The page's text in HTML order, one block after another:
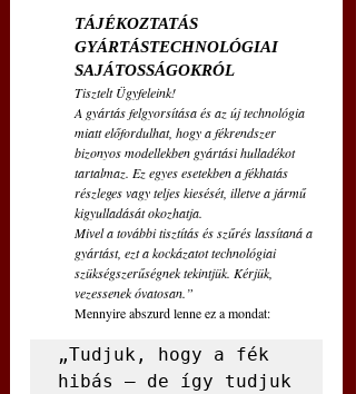
TÁJÉKOZTATÁS
GYÁRTÁSTECHNOLÓGIAI
SAJÁTOSSÁGOKRÓL
Tisztelt Ügyfeleink!
A gyártás felgyorsítása és az új technológia
miatt előfordulhat, hogy a fékrendszer
bizonyos modellekben gyártási hulladékot
tartalmaz. Ez egyes esetekben a fékhatás
részleges vagy teljes kiesését, illetve a jármű
kigyulladását okozhatja.
Mivel a további tisztítás és szűrés lassítaná a
gyártást, ezt a kockázatot technológiai
szükségszerűségnek tekintjük. Kérjük,
vezessenek óvatosan.”
Mennyire abszurd lenne ez a mondat:
„Tudjuk, hogy a fék
hibás – de így tudjuk